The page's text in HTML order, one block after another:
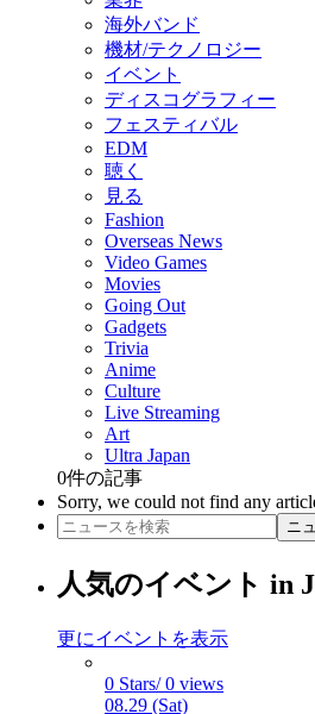
海外バンド
機材/テクノロジー
イベント
ディスコグラフィー
フェスティバル
EDM
聴く
見る
Fashion
Overseas News
Video Games
Movies
Going Out
Gadgets
Trivia
Anime
Culture
Live Streaming
Art
Ultra Japan
0件の記事
Sorry, we could not find any
ニ
人気のイベント in
更にイベントを表示
0 Stars/ 0 views
08.29 (Sat)